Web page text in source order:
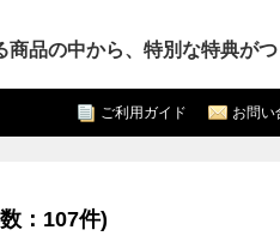
品の中から、特別な特典が
お問い
ご利用ガイド
：107件)